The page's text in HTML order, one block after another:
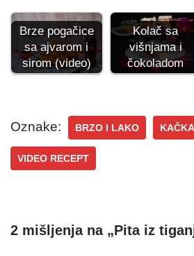
Brze pogačice
sa ajvarom i
sirom (video)
Kolač sa
višnjama i
čokoladom
Oznake: BRZO I LAKO
VIDEO RECEPT
2 mišljenja na „Pita iz